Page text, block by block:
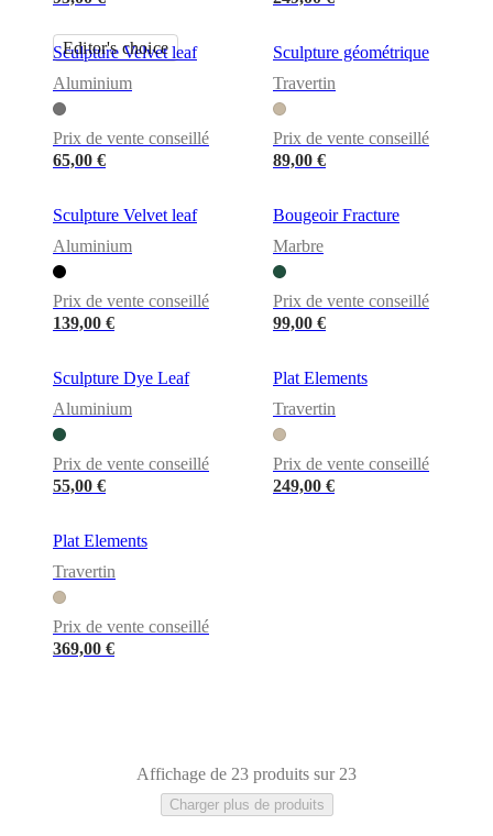
Editor's choice
Sculpture Velvet leaf
Aluminium
Prix de vente conseillé
65,00 €
Sculpture géométrique
Travertin
Prix de vente conseillé
89,00 €
Sculpture Velvet leaf
Aluminium
Prix de vente conseillé
139,00 €
Bougeoir Fracture
Marbre
Prix de vente conseillé
99,00 €
Sculpture Dye Leaf
Aluminium
Prix de vente conseillé
55,00 €
Plat Elements
Travertin
Prix de vente conseillé
249,00 €
Plat Elements
Travertin
Prix de vente conseillé
369,00 €
Affichage de 23 produits sur 23
Charger plus de produits